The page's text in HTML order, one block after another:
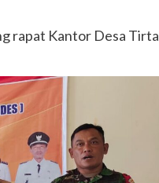
rapat Kantor Desa Tirta